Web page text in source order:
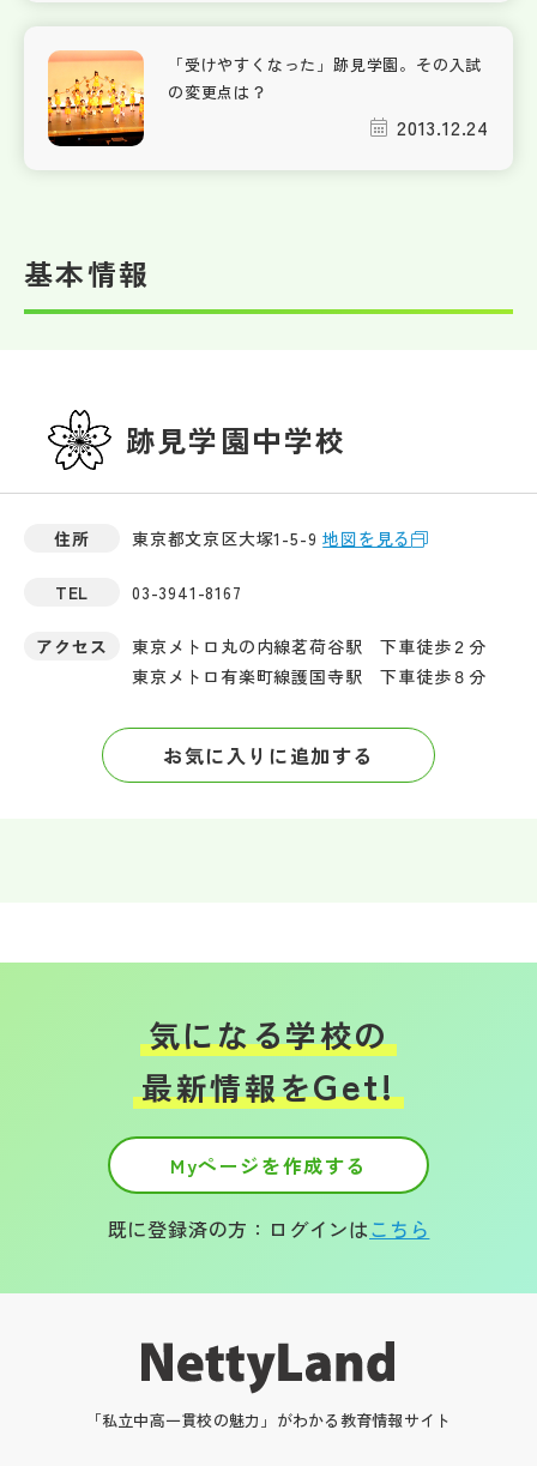
「受けやすくなった」跡見学園。その入試
の変更点は？
2013.12.24
基本情報
跡見学園中学校
住所 東京都文京区大塚1-5-9地図を見る
TEL 03-3941-8167
アクセス
東京メトロ丸の内線茗荷谷駅 下車徒歩２分
東京メトロ有楽町線護国寺駅 下車徒歩８分
お気に入りに追加する
気になる学校の
最新情報をGet!
Myページを作成する
既に登録済の方：ログインはこちら
「私立中高一貫校の魅力」がわかる教育情報サイト